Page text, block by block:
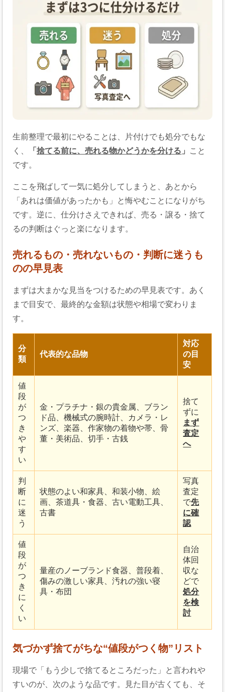
生前整理で最初にやることは、片付けでも処分でもな
く、
「捨てる前に、売れる物かどうかを分ける 」 こと
です。
ここを飛ばして一気に処分してしまうと、あとから
「あれは価値があったかも」と悔やむことになりがち
です。逆に、仕分けさえできれば、売る・譲る・捨て
るの判断はぐっと楽になります。
売れるもの・売れないもの・判断に迷うも
のの早見表
まずは大まかな見当をつけるための早見表です。あく
まで目安で、最終的な金額は状態や相場で変わりま
す。
分
類
代表的な品物
対応
の目
安
値
段
が
つ
き
や
す
い
金・プラチナ・銀の貴金属、ブラン
ド品、機械式の腕時計、カメラ・レ
ンズ、楽器、作家物の着物や帯、骨
董・美術品、切手・古銭
捨て
ずに
まず
査定
へ
判
断
に
迷
う
状態のよい和家具、和装小物、絵
画、茶道具・食器、古い電動工具、
古書
写真
査定
で先
に確
認
値
段
が
つ
き
に
く
い
量産のノーブランド食器、普段着、
傷みの激しい家具、汚れの強い寝
具・布団
自治
体回
収な
どで
処分
を検
討
気づかず捨てがちな“値段がつく物”リスト
現場で「もう少しで捨てるところだった」と言われや
すいのが、次のような品です。見た目が古くても、そ